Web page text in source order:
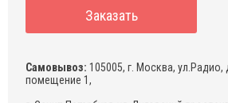
Заказать
Самовывоз: 105005, г. Москва, ул.Радио,
помещение 1,